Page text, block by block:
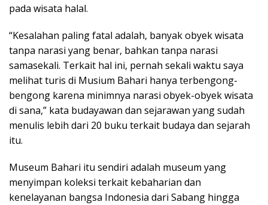
pada wisata halal.
“Kesalahan paling fatal adalah, banyak obyek wisata
tanpa narasi yang benar, bahkan tanpa narasi
samasekali. Terkait hal ini, pernah sekali waktu saya
melihat turis di Musium Bahari hanya terbengong-
bengong karena minimnya narasi obyek-obyek wisata
di sana,” kata budayawan dan sejarawan yang sudah
menulis lebih dari 20 buku terkait budaya dan sejarah
itu.
Museum Bahari itu sendiri adalah museum yang
menyimpan koleksi terkait kebaharian dan
kenelayanan bangsa Indonesia dari Sabang hingga